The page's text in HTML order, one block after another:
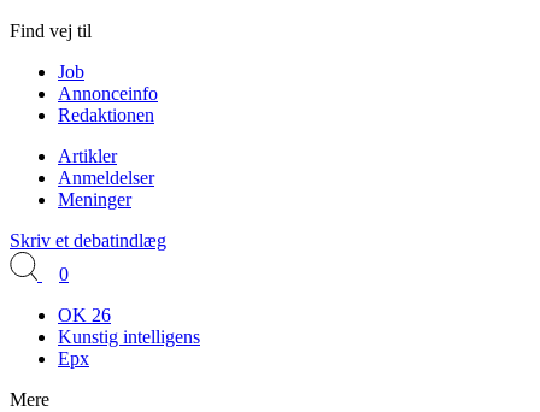
Find vej til
Job
Annonceinfo
Redaktionen
Artikler
Anmeldelser
Meninger
Skriv et debatindlæg
0
OK 26
Kunstig intelligens
Epx
Mere